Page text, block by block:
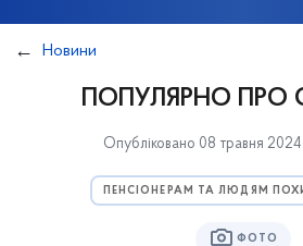
Новини
ПОПУЛЯРНО ПРО
Опубліковано 08 травня
ПЕНСІОНЕРАМ ТА ЛЮДЯМ
ФОТО